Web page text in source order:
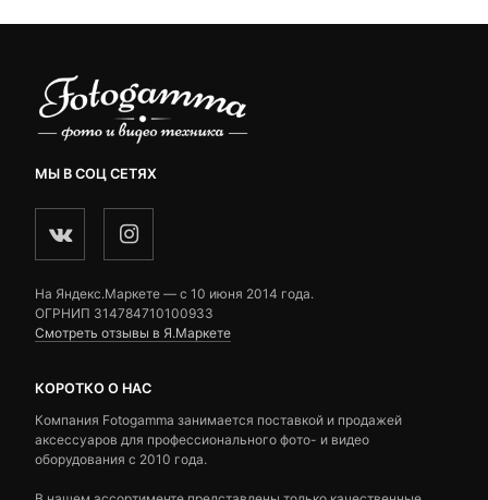
МЫ В СОЦ СЕТЯХ
На Яндекс.Маркете — c 10 июня 2014 года.
ОГРНИП 314784710100933
Смотреть отзывы в Я.Маркете
КОРОТКО О НАС
Компания Fotogamma занимается поставкой и продажей
аксессуаров для профессионального фото- и видео
оборудования с 2010 года.